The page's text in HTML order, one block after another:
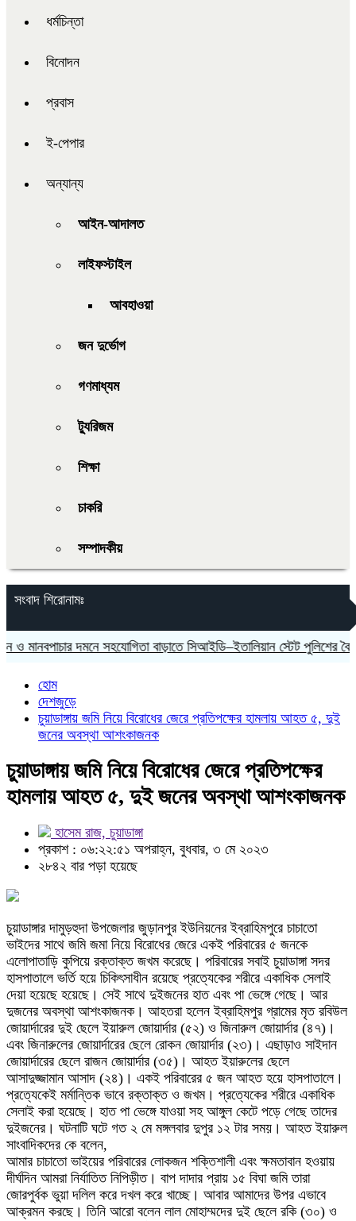
ধর্মচিন্তা
বিনোদন
প্রবাস
ই-পেপার
অন্যান্য
আইন-আদালত
লাইফস্টাইল
আবহাওয়া
জন দুর্ভোগ
গণমাধ্যম
ট্যুরিজম
শিক্ষা
চাকরি
সম্পাদকীয়
সংবাদ শিরোনামঃ
দমনে সহযোগিতা বাড়াতে সিআইডি–ইতালিয়ান স্টেট পুলিশের বৈঠক
হোম
দেশজুড়ে
চুয়াডাঙ্গায় জমি নিয়ে বিরোধের জেরে প্রতিপক্ষের হামলায় আহত ৫, দুই
জনের অবস্থা আশংকাজনক
চুয়াডাঙ্গায় জমি নিয়ে বিরোধের জেরে প্রতিপক্ষের
হামলায় আহত ৫, দুই জনের অবস্থা আশংকাজনক
হাসেম রাজ, চুয়াডাঙ্গা
প্রকাশ : ০৬:২২:৫১ অপরাহ্ন, বুধবার, ৩ মে ২০২৩
২৮৪২ বার পড়া হয়েছে
চুয়াডাঙ্গার দামুড়হুদা উপজেলার জুড়ানপুর ইউনিয়নের ইব্রাহিমপুরে চাচাতো
ভাইদের সাথে জমি জমা নিয়ে বিরোধের জেরে একই পরিবারের ৫ জনকে
এলোপাতাড়ি কুপিয়ে রক্তাক্ত জখম করেছে। পরিবারের সবাই চুয়াডাঙ্গা সদর
হাসপাতালে ভর্তি হয়ে চিকিৎসাধীন রয়েছে প্রত্যেকের শরীরে একাধিক সেলাই
দেয়া হয়েছে হয়েছে। সেই সাথে দুইজনের হাত এবং পা ভেঙ্গে গেছে। আর
দুজনের অবস্থা আশংকাজনক। আহতরা হলেন ইব্রাহিমপুর গ্রামের মৃত রবিউল
জোয়ার্দারের দুই ছেলে ইয়ারুল জোয়ার্দার (৫২) ও জিনারুল জোয়ার্দার (৪৭)।
এবং জিনারুলের জোয়ার্দারের ছেলে রোকন জোয়ার্দার (২৩)। এছাড়াও সাইদান
জোয়ার্দারের ছেলে রাজন জোয়ার্দার (৩৫)। আহত ইয়ারুলের ছেলে
আসাদুজ্জামান আসাদ (২৪)। একই পরিবারের ৫ জন আহত হয়ে হাসপাতালে।
প্রত্যেকেই মর্মান্তিক ভাবে রক্তাক্ত ও জখম। প্রত্যেকের শরীরে একাধিক
সেলাই করা হয়েছে। হাত পা ভেঙ্গে যাওয়া সহ আঙ্গুল কেটে পড়ে গেছে তাদের
দুইজনের। ঘটনাটি ঘটে গত ২ মে মঙ্গলবার দুপুর ১২ টার সময়। আহত ইয়ারুল
সাংবাদিকদের কে বলেন,
আমার চাচাতো ভাইয়ের পরিবারের লোকজন শক্তিশালী এবং ক্ষমতাবান হওয়ায়
দীর্ঘদিন আমরা নির্যাতিত নিপিড়ীত। বাপ দাদার প্রায় ১৫ বিঘা জমি তারা
জোরপুর্বক ভুয়া দলিল করে দখল করে খাচ্ছে। আবার আমাদের উপর এভাবে
আক্রমন করছে। তিনি আরো বলেন লাল মোহাম্মদের দুই ছেলে রকি (৩০) ও